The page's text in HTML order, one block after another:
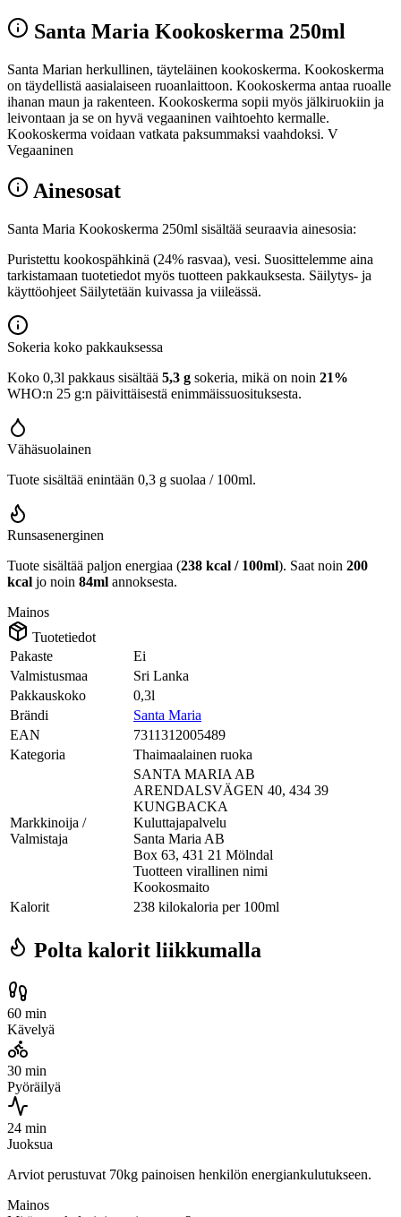
Santa Maria Kookoskerma 250ml
Santa Marian herkullinen, täyteläinen kookoskerma. Kookoskerma
on täydellistä aasialaiseen ruoanlaittoon. Kookoskerma antaa ruoalle
ihanan maun ja rakenteen. Kookoskerma sopii myös jälkiruokiin ja
leivontaan ja se on hyvä vegaaninen vaihtoehto kermalle.
Kookoskerma voidaan vatkata paksummaksi vaahdoksi. V
Vegaaninen
Ainesosat
Santa Maria Kookoskerma 250ml sisältää seuraavia ainesosia:
Puristettu kookospähkinä (24% rasvaa), vesi. Suosittelemme aina
tarkistamaan tuotetiedot myös tuotteen pakkauksesta. Säilytys- ja
käyttöohjeet Säilytetään kuivassa ja viileässä.
Sokeria koko pakkauksessa
Koko 0,3l pakkaus sisältää 5,3 g sokeria, mikä on noin 21%
WHO:n 25 g:n päivittäisestä enimmäissuosituksesta.
Vähäsuolainen
Tuote sisältää enintään 0,3 g suolaa / 100ml.
Runsasenerginen
Tuote sisältää paljon energiaa (238 kcal / 100ml). Saat noin 200
kcal jo noin 84ml annoksesta.
Mainos
Tuotetiedot
Pakaste
Ei
Valmistusmaa
Sri Lanka
Pakkauskoko
0,3l
Brändi
Santa Maria
EAN
7311312005489
Kategoria
Thaimaalainen ruoka
Markkinoija /
Valmistaja
SANTA MARIA AB
ARENDALSVÄGEN 40, 434 39
KUNGBACKA
Kuluttajapalvelu
Santa Maria AB
Box 63, 431 21 Mölndal
Tuotteen virallinen nimi
Kookosmaito
Kalorit
238 kilokaloria per 100ml
Polta kalorit liikkumalla
60 min
Kävelyä
30 min
Pyöräilyä
24 min
Juoksua
Arviot perustuvat 70kg painoisen henkilön energiankulutukseen.
Mainos